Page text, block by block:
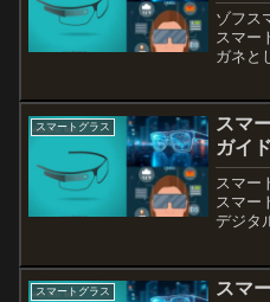
ゾフス
スマー
ガネと
ザー
メリッ
スマートグラス
スマ
ガイド
スマー
スマー
デジタ
バイス
説しま
スマートグラス スマ